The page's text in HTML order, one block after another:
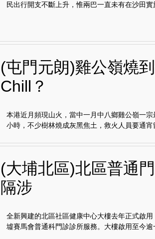
民出行開支不斷上升，惟兩巴一直未有在沙田
(屯門元朗)雞公嶺燒
Chill？
本港近月頻現山火，當中一月中八鄉雞公嶺一
小時，不少樹林燒成灰黑焦土，救火人員要通宵
(大埔北區)北區普通
隔涉
全新興建的北區社區健康中心大樓去年正式啟
墟賽馬會普通科門診診所服務。大樓啟用至今逾